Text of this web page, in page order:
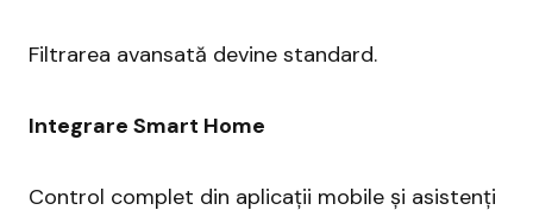
Filtrarea avansată devine standard.
Integrare Smart Home
Control complet din aplicații mobile și asistenți